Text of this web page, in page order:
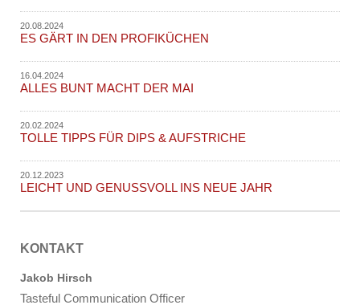
20.08.2024
ES GÄRT IN DEN PROFIKÜCHEN
16.04.2024
ALLES BUNT MACHT DER MAI
20.02.2024
TOLLE TIPPS FÜR DIPS & AUFSTRICHE
20.12.2023
LEICHT UND GENUSSVOLL INS NEUE JAHR
KONTAKT
Jakob Hirsch
Tasteful Communication Officer